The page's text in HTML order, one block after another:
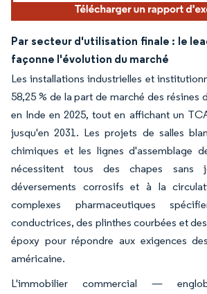
Par secteur d'utilisation finale : le
façonne l'évolution du marché
Les installations industrielles et
58,25 % de la part de marché des résines
en Inde en 2025, tout en affichant un
jusqu'en 2031. Les projets de salles
chimiques et les lignes d'assemblage
nécessitent tous des chapes sans
déversements corrosifs et à la
complexes pharmaceutiques
conductrices, des plinthes courbées et
époxy pour répondre aux exigences
américaine.
L'immobilier commercial —